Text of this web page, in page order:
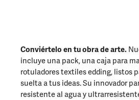
Conviértelo en tu obra de arte.
incluye una pack, una caja para
rotuladores textiles edding, listos
suelta a tus ideas. Su innovador
resistente al agua y